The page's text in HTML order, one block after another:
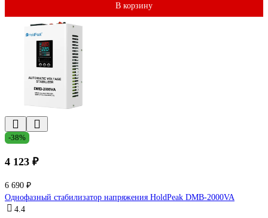
В корзину
-38%
4 123 ₽
6 690 ₽
Однофазный стабилизатор напряжения HoldPeak DMB-2000VA
4.4